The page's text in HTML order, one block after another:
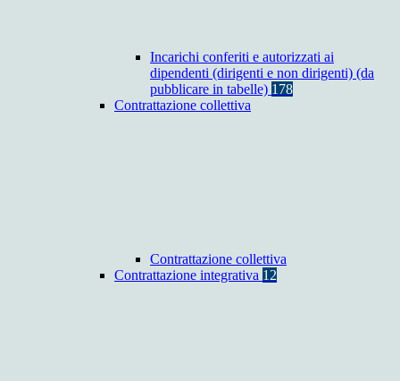
Incarichi conferiti e autorizzati ai
dipendenti (dirigenti e non dirigenti) (da
pubblicare in tabelle) 178
Contrattazione collettiva
Contrattazione collettiva
Contrattazione integrativa 12